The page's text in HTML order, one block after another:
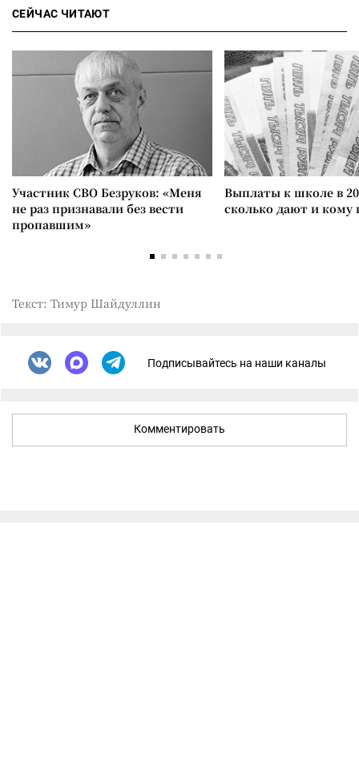
СЕЙЧАС ЧИТАЮТ
Участник СВО Безруков: «Меня
не раз признавали без вести
пропавшим»
Выплаты к школе в
сколько дают и
Текст: Тимур Шайдуллин
Подписывайтесь на наши каналы
Комментировать